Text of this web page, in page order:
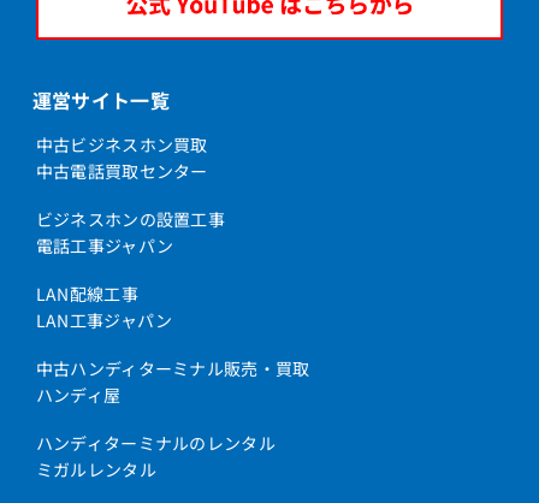
運営サイト一覧
中古ビジネスホン買取
中古電話買取センター
ビジネスホンの設置工事
電話工事ジャパン
LAN配線工事
LAN工事ジャパン
中古ハンディターミナル販売・買取
ハンディ屋
ハンディターミナルのレンタル
ミガルレンタル